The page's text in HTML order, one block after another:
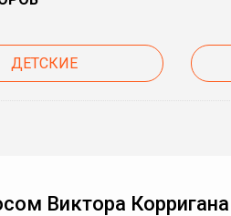
ДЕТСКИЕ
Виктора Корригана